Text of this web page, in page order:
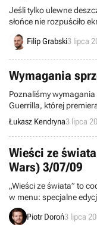
Jeśli tylko ulewne
słońce nie rozpuściło
tego tygodniowego
Tradycyjnie
Filip Grabski3 lipca
Wymagania
Poznaliśmy
Guerrilla, której
roku.
Łukasz Kendryna3 lipca
Wieści ze
Wars) 3/07/09
„Wieści ze świata” to
w menu: specjalne
miliony egzemplarzy
cztery miliony graczy
Piotr Doroń3 lipca